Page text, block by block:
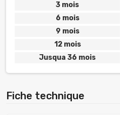
3 mois
6 mois
9 mois
12 mois
Jusqua 36 mois
Fiche technique